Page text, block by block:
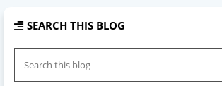
SEARCH THIS BLOG